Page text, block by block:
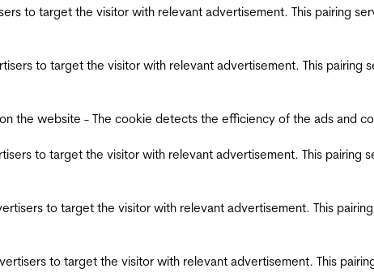
to target the visitor with relevant advertisement. This pairing
to target the visitor with relevant advertisement. This
the website - The cookie detects the efficiency of the ads and
to target the visitor with relevant advertisement. This
to target the visitor with relevant advertisement. This
to target the visitor with relevant advertisement. This